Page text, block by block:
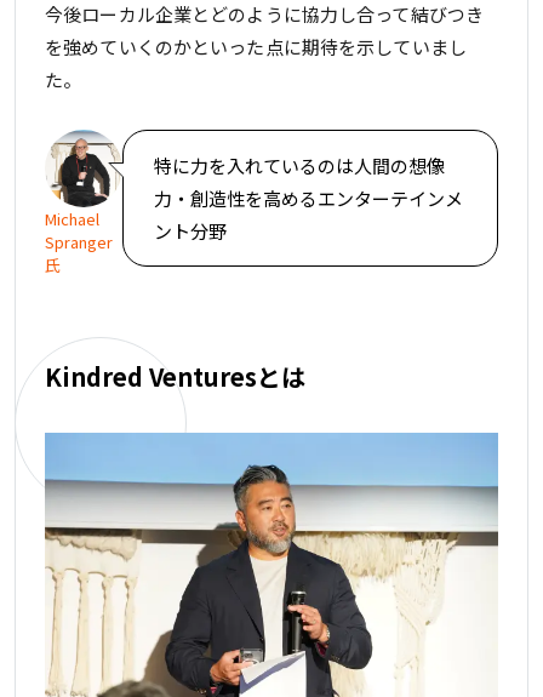
今後ローカル企業とどのように協力し合って結びつき
を強めていくのかといった点に期待を示していまし
た。
Michael
Spranger
氏
特に力を入れているのは人間の想像
力・創造性を高めるエンターテインメ
ント分野
Kindred Venturesとは